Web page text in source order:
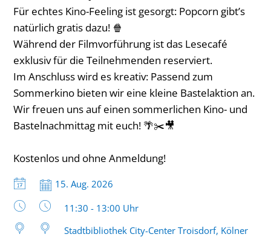
Für echtes Kino-Feeling ist gesorgt: Popcorn gibt’s
natürlich gratis dazu! 🍿
Während der Filmvorführung ist das Lesecafé
exklusiv für die Teilnehmenden reserviert.
Im Anschluss wird es kreativ: Passend zum
Sommerkino bieten wir eine kleine Bastelaktion an.
Wir freuen uns auf einen sommerlichen Kino- und
Bastelnachmittag mit euch! 🌴✂️🎥
Kostenlos und ohne Anmeldung!
Datum:
15. Aug. 2026
Uhrzeit:
11:30 - 13:00 Uhr
Stadtbibliothek City-Center Troisdorf, Kölner